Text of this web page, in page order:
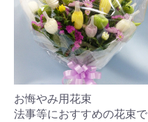
お悔やみ用花束
法事等におすすめの花束で